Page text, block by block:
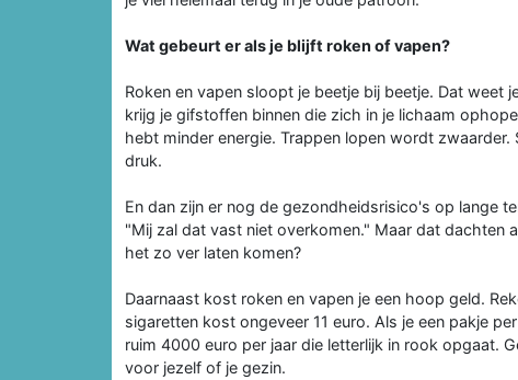
Wat gebeurt er als je blijft roken of vapen?
Roken en vapen sloopt je beetje bij beetje. Dat
krijg je gifstoffen binnen die zich in je lichaam
hebt minder energie. Trappen lopen wordt
druk.
En dan zijn er nog de gezondheidsrisico's op lange
"Mij zal dat vast niet overkomen." Maar dat dachten
het zo ver laten komen?
Daarnaast kost roken en vapen je een hoop geld.
sigaretten kost ongeveer 11 euro. Als je een pakje
ruim 4000 euro per jaar die letterlijk in rook opgaat.
voor jezelf of je gezin.